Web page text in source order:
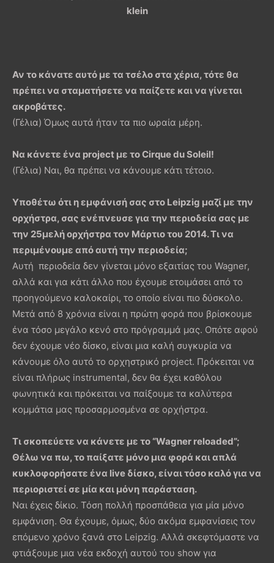
Αν το κάνατε αυτό με τα τσέλο στα χέρια, τότε θα
πρέπει να σταματήσετε να παίζετε και να γίνεται
ακροβάτες.
(Γέλια) Όμως αυτά ήταν τα πιο ωραία μέρη.
Να κάνετε ένα project με το Cirque du Soleil!
(Γέλια) Ναι, θα πρέπει να κάνουμε κάτι τέτοιο.
Υποθέτω ότι η εμφάνισή σας στο Leipzig μαζί με την
ορχήστρα, σας ενέπνευσε για την περιοδεία σας με
την 25μελή ορχήστρα τον Μάρτιο του 2014. Τι να
περιμένουμε από αυτή την περιοδεία;
Αυτή περιοδεία δεν γίνεται μόνο εξαιτίας του Wagner,
αλλά και για κάτι άλλο που έχουμε ετοιμάσει από το
προηγούμενο καλοκαίρι, το οποίο είναι πιο δύσκολο.
Μετά από 8 χρόνια είναι η πρώτη φορά που βρίσκουμε
ένα τόσο μεγάλο κενό στο πρόγραμμά μας. Οπότε αφού
δεν έχουμε νέο δίσκο, είναι μια καλή συγκυρία να
κάνουμε όλο αυτό το ορχηστρικό project. Πρόκειται να
είναι πλήρως instrumental, δεν θα έχει καθόλου
φωνητικά και πρόκειται να παίξουμε τα καλύτερα
κομμάτια μας προσαρμοσμένα σε ορχήστρα.
Τι σκοπεύετε να κάνετε με το “Wagner reloaded”;
Θέλω να πω, το παίξατε μόνο μια φορά και απλά
κυκλοφορήσατε ένα live δίσκο, είναι τόσο καλό για να
περιοριστεί σε μία και μόνη παράσταση.
Ναι έχεις δίκιο. Τόση πολλή προσπάθεια για μία μόνο
εμφάνιση. Θα έχουμε, όμως, δύο ακόμα εμφανίσεις τον
επόμενο χρόνο ξανά στο Leipzig. Αλλά σκεφτόμαστε να
φτιάξουμε μια νέα εκδοχή αυτού του show για